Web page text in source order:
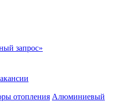
запрос»
отопления Алюминиевый